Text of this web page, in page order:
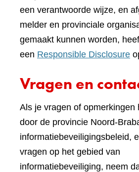
een verantwoorde wijze, en
melder en provinciale
gemaakt kunnen worden,
een Responsible Disclosure
Vragen en
Als je vragen of opmerkingen
door de provincie Noord-
informatiebeveiligingsbeleid,
vragen op het gebied van
informatiebeveiliging, neem